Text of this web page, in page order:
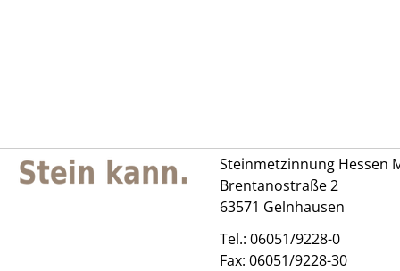
Steinmetzinnung Hessen
Brentanostraße 2
63571 Gelnhausen
Tel.:06051/9228-0
Fax: 06051/9228-30